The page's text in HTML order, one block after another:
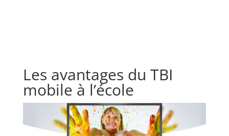
Les avantages du TBI
mobile à l’école